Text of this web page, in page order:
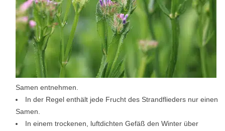
Samen entnehmen.
In der Regel enthält jede Frucht des Strandflieders nur einen
Samen.
In einem trockenen, luftdichten Gefäß den Winter über